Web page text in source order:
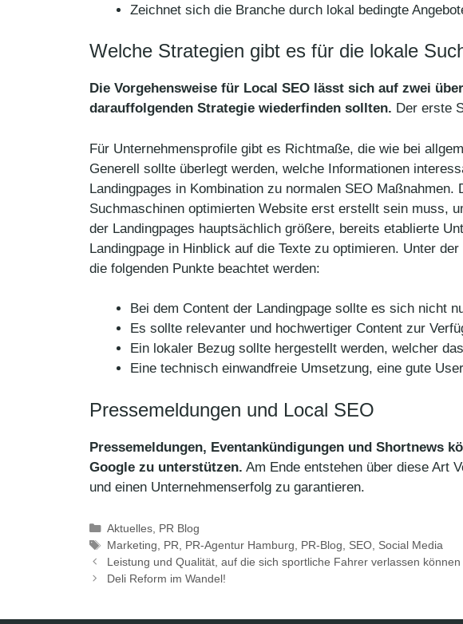
Zeichnet sich die Branche durch lokal bedingte
Welche Strategien gibt es für die lokale
Die Vorgehensweise für Local SEO lässt sich auf zwei
darauffolgenden Strategie wiederfinden sollten. Der erste
Für Unternehmensprofile gibt es Richtmaße, die wie bei
Generell sollte überlegt werden, welche Informationen
Landingpages in Kombination zu normalen SEO
Suchmaschinen optimierten Website erst erstellt sein muss,
der Landingpages hauptsächlich größere, bereits etablierte
Landingpage in Hinblick auf die Texte zu optimieren. Unter
die folgenden Punkte beachtet werden:
Bei dem Content der Landingpage sollte es sich nicht
Es sollte relevanter und hochwertiger Content zur
Ein lokaler Bezug sollte hergestellt werden, welcher
Eine technisch einwandfreie Umsetzung, eine gute
Pressemeldungen und Local SEO
Pressemeldungen, Eventankündigungen und Shortnews
Google zu unterstützen. Am Ende entstehen über diese Art
und einen Unternehmenserfolg zu garantieren.
Kategorien
Aktuelles, PR Blog
Schlagwörter
Marketing PR PR-Agentur Hamburg PR-Blog SEO, Social Media
Leistung und Qualität, auf die sich sportliche Fahrer verlassen können
Deli Reform im Wandel!